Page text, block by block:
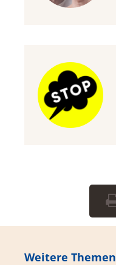
Weitere Themen